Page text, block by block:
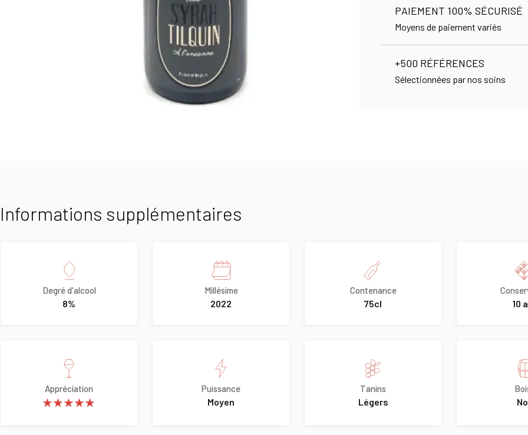
PAIEMENT 100% SÉCURISÉ
Moyens de paiement variés
+500 RÉFÉRENCES
Sélectionnées par nos soins
Informations supplémentaires
Degré d'alcool
8%
Millésime
2022
Contenance
75cl 10
Appréciation
★★★★★
Puissance
Moyen
Tanins
Légers